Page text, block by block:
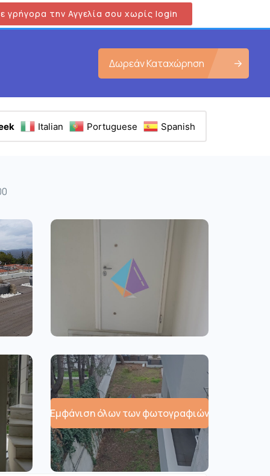
γρήγορα την Αγγελία σου χωρίς login
Δωρεάν Καταχώρηση
Italian Portuguese Spanish
Εμφάνιση όλων των φωτογραφιών